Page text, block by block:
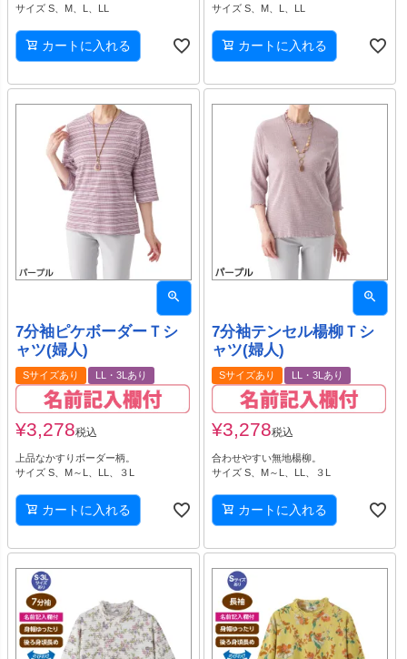
サイズ S、M、L、LL
カートに入れる
サイズ S、M、L、LL
カートに入れる
7分袖ピケボーダーＴシ
ャツ(婦人)
Sサイズあり LL・3Lあり
¥3,278税込
上品なかすりボーダー柄。
サイズ S、M～L、LL、３L
カートに入れる
7分袖テンセル楊柳Ｔシ
ャツ(婦人)
Sサイズあり LL・3Lあり
¥3,278税込
合わせやすい無地楊柳。
サイズ S、M～L、LL、３L
カートに入れる